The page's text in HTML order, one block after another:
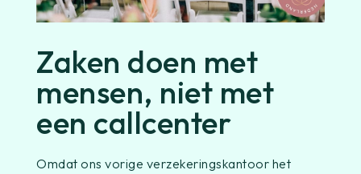
Zaken doen met
mensen, niet met
een callcenter
Omdat ons vorige verzekeringskantoor het